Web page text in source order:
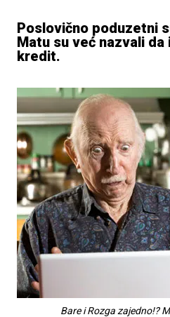
Poslovično poduzetni
Matu su već nazvali da
kredit.
Bare i Rozga zajedno!?